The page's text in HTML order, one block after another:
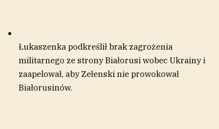
Łukaszenka podkreślił brak zagrożenia
militarnego ze strony Białorusi wobec Ukrainy i
zaapelował, aby Zełenski nie prowokował
Białorusinów.